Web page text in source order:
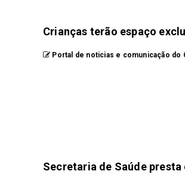
Crianças terão espaço
Portal de noticias e comunicação do
Secretaria de Saúde